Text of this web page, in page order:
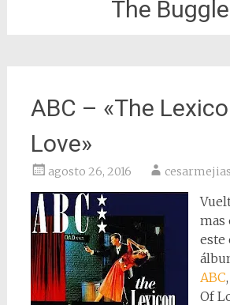
The
ABC – «The
Love»
agosto 26, 2016 cesarmejias
mas
este
ABC
Of